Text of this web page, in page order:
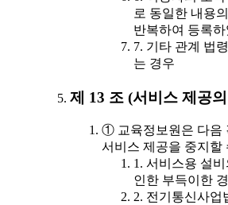
로 동일한 내용
반복하여 등록
7. 기타 관계 법
는 경우
제 13 조 (서비스 제공
① 교육정보원은 다음
서비스 제공을 중지할
1. 서비스용 설
인한 부득이한
2. 전기통신사업